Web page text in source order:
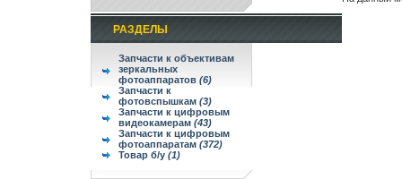
РАЗДЕЛЫ
Запчасти к объективам
зеркальных
фотоаппаратов (6)
Запчасти к
фотовспышкам (3)
Запчасти к цифровым
видеокамерам (43)
Запчасти к цифровым
фотоаппаратам (372)
Товар б/у (1)